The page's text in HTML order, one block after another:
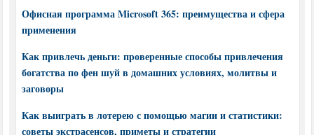
Офисная программа Microsoft 365: преимущества и сфера
применения
Как привлечь деньги: проверенные способы привлечения
богатства по фен шуй в домашних условиях, молитвы и
заговоры
Как выиграть в лотерею с помощью магии и статистики:
советы экстрасенсов, приметы и стратегии